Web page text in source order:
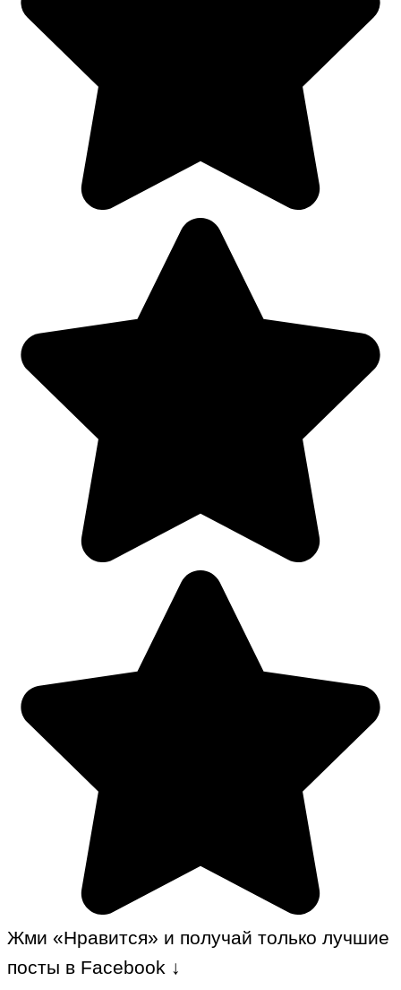
Жми «Нравится» и получай только лучшие
посты в Facebook ↓